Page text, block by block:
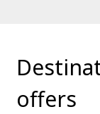
offers